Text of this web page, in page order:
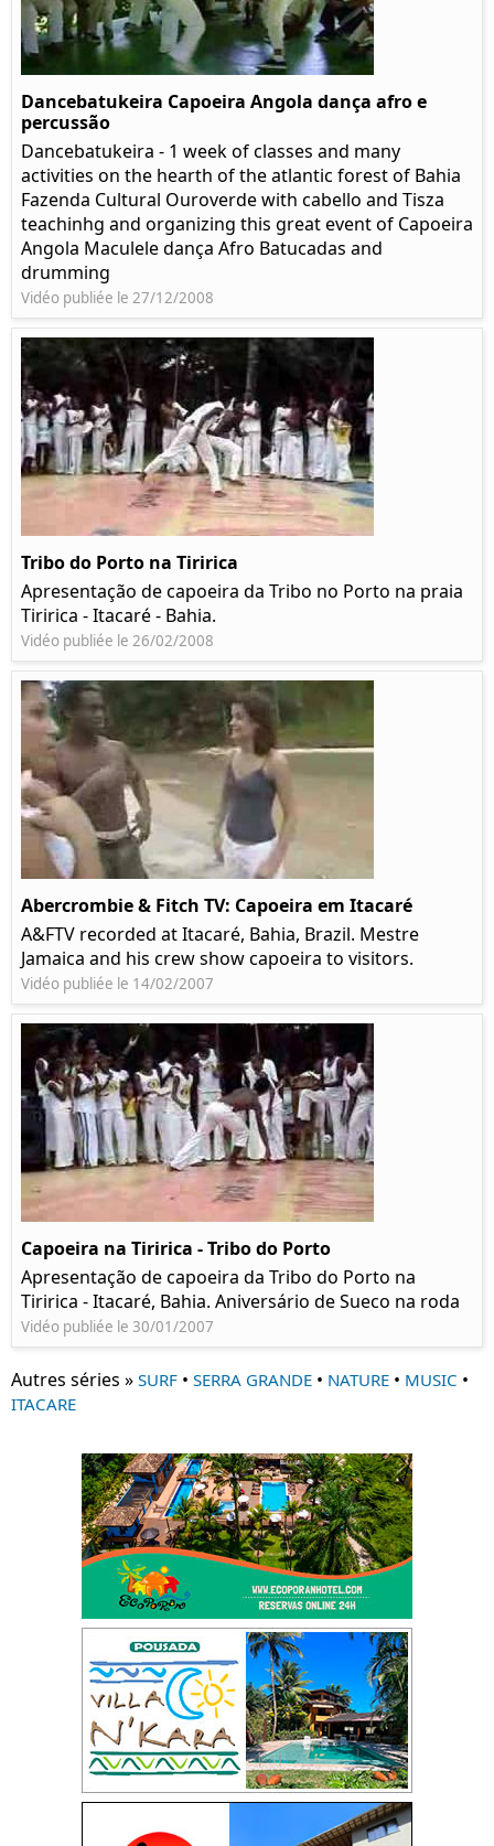
Dancebatukeira Capoeira Angola dança afro e
percussão
Dancebatukeira - 1 week of classes and many
activities on the hearth of the atlantic forest of Bahia
Fazenda Cultural Ouroverde with cabello and Tisza
teachinhg and organizing this great event of Capoeira
Angola Maculele dança Afro Batucadas and
drumming
Vidéo publiée le 27/12/2008
Tribo do Porto na Tiririca
Apresentação de capoeira da Tribo no Porto na praia
Tiririca - Itacaré - Bahia.
Vidéo publiée le 26/02/2008
Abercrombie & Fitch TV: Capoeira em Itacaré
A&FTV recorded at Itacaré, Bahia, Brazil. Mestre
Jamaica and his crew show capoeira to visitors.
Vidéo publiée le 14/02/2007
Capoeira na Tiririca - Tribo do Porto
Apresentação de capoeira da Tribo do Porto na
Tiririca - Itacaré, Bahia. Aniversário de Sueco na roda
Vidéo publiée le 30/01/2007
Autres séries » SURF • SERRA GRANDE • NATURE • MUSIC •
ITACARE